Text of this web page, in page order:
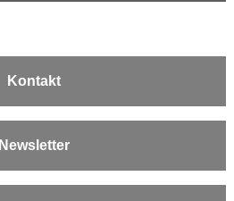
Kontakt
Newsletter